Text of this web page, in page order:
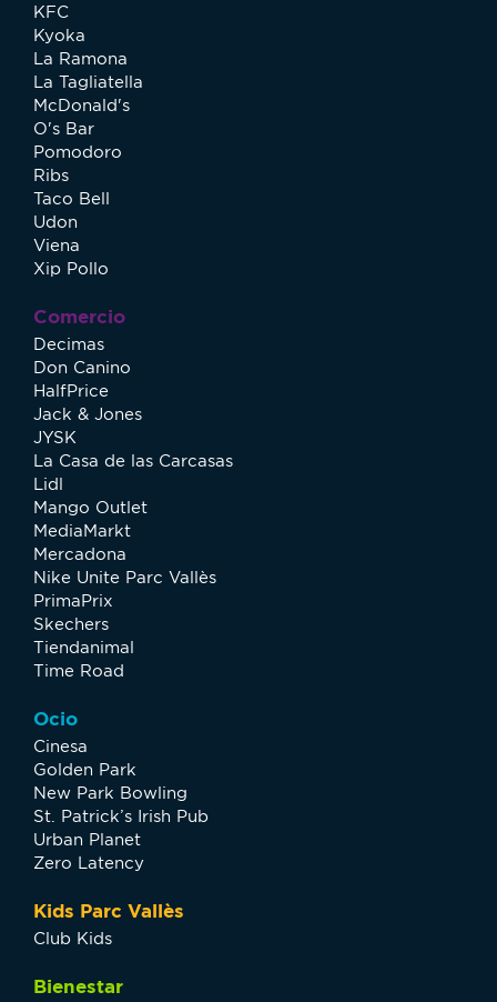
KFC
Kyoka
La Ramona
La Tagliatella
McDonald's
O's Bar
Pomodoro
Ribs
Taco Bell
Udon
Viena
Xip Pollo
Comercio
Decimas
Don Canino
HalfPrice
Jack & Jones
JYSK
La Casa de las Carcasas
Lidl
Mango Outlet
MediaMarkt
Mercadona
Nike Unite Parc Vallès
PrimaPrix
Skechers
Tiendanimal
Time Road
Ocio
Cinesa
Golden Park
New Park Bowling
St. Patrick’s Irish Pub
Urban Planet
Zero Latency
Kids Parc Vallès
Club Kids
Bienestar